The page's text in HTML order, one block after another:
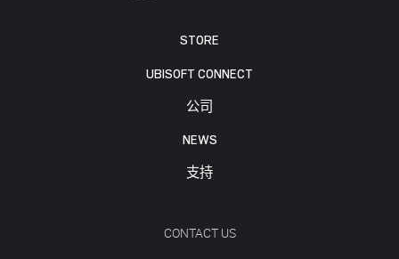
STORE
UBISOFT CONNECT
公司
NEWS
支持
CONTACT US